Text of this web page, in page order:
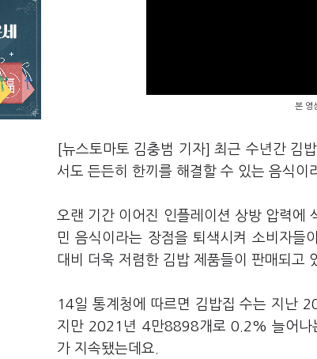
본 영
[뉴스토마토 김충범 기자] 최근 수년간 김
서도 든든히 한끼를 해결할 수 있는 음식이
오랜 기간 이어진 인플레이션 상방 압력에
민 음식이라는 장점을 퇴색시켜 소비자들
대비 더욱 저렴한 김밥 제품들이 판매되고
14일 통계청에 따르면 김밥집 수는 지난
지만 2021년 4만8898개로 0.2% 늘어
가 지속됐는데요.